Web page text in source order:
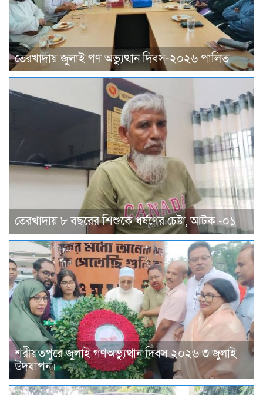
তেরখাদায় জুলাই গণ অভ্যুত্থান দিবস-২০২৬ পালিত
তেরখাদায় ৮ বছরের শিশুকে ধর্ষণের চেষ্টা, আটক -০১
শরীয়তপুরে জুলাই গণঅভ্যুত্থান দিবস ২০২৬ ৩ জুলাই
উদযাপন।